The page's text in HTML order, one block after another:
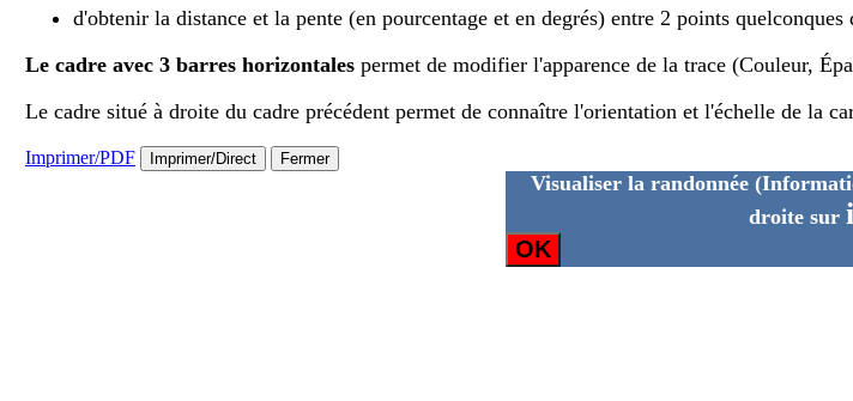
d'obtenir la distance et la pente (en pourcentage et en degrés) entre 2 points quelconques
Le cadre avec 3 barres horizontales permet de modifier l'apparence de la trace (Couleur,
Le cadre situé à droite du cadre précédent permet de connaître l'orientation et l'échelle de la
Imprimer/PDF Imprimer/Direct Fermer
Visualiser la randonnée
droite sur i
OK